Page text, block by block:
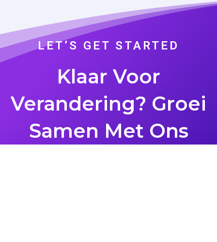
LET’S GET STARTED
Klaar Voor
Verandering? Groei
Samen Met Ons